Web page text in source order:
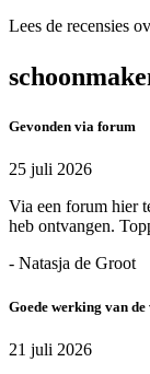
Lees de recensies
Gevonden via forum
25 juli 2026
Via een forum hier
heb ontvangen.
- Natasja de Groot
Goede werking van de
21 juli 2026